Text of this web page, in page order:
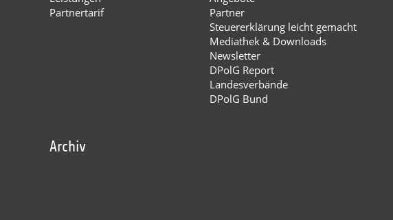
Partnertarif
Partner
Steuererklärung leicht gemacht
Mediathek & Downloads
Newsletter
DPolG Report
Landesverbände
DPolG Bund
Archiv